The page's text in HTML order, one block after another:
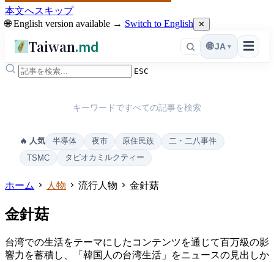
本文へスキップ
🌐 English version available → Switch to English ✕
Taiwan.md ☰
🌐 JA ▾
ESC
キーワードですべての記事を検索
🔥 人気 半導体 夜市 原住民族
二・二八事件
TSMC
タピオカミルクティー
ホーム 人物 流行人物 金針菇
金針菇
台湾での生活をテーマにしたコンテンツを通じて百万級の影
響力を蓄積し、「韓国人の台湾生活」をニュースの見出しか